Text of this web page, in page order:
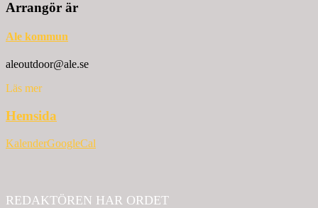
Arrangör är
Ale kommun
aleoutdoor@ale.se
Läs mer
Hemsida
KalenderGoogleCal
REDAKTÖREN HAR ORDET